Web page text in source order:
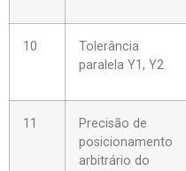
10
Tolerância
paralela Y1, Y2
11
Precisão de
posicionamento
arbitrário do